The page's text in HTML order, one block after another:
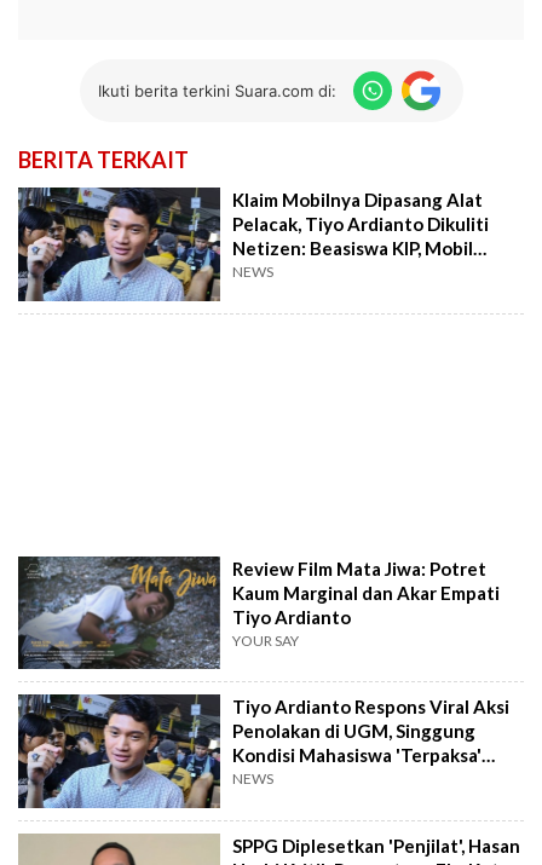
Ikuti berita terkini Suara.com di:
BERITA TERKAIT
Klaim Mobilnya Dipasang Alat
Pelacak, Tiyo Ardianto Dikuliti
Netizen: Beasiswa KIP, Mobil
Fortuner?
NEWS
Review Film Mata Jiwa: Potret
Kaum Marginal dan Akar Empati
Tiyo Ardianto
YOUR SAY
Tiyo Ardianto Respons Viral Aksi
Penolakan di UGM, Singgung
Kondisi Mahasiswa 'Terpaksa'
Demo
NEWS
SPPG Diplesetkan 'Penjilat', Hasan